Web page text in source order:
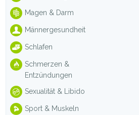
Magen & Darm
Männergesundheit
Schlafen
Schmerzen &
Entzündungen
Sexualität & Libido
Sport & Muskeln